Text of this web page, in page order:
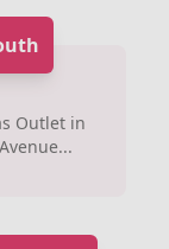
Outlet in